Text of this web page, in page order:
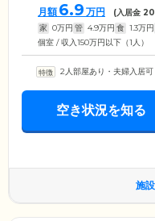
月額 6.9 万円 (入居金
家 0万円 管 4.9万円 食 1.3万円
個室 / 収入150万円以下（1人）
2人部屋あり・夫婦入居可
空き状況を知る
施